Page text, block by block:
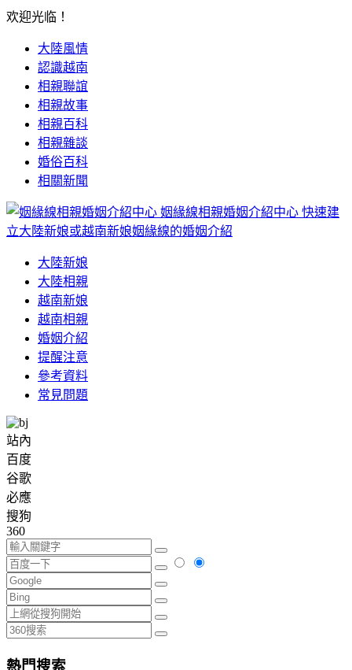
欢迎光临！
大陸風情
認識越南
相親聯誼
相親故事
相親百科
相親雜談
婚俗百科
相關新聞
姻緣線相親婚姻介紹中心 快速建
立大陸新娘或越南新娘姻緣線的婚姻介紹
大陸新娘
大陸相親
越南新娘
越南相親
婚姻介紹
提醒注意
參考資料
常見問題
站內
百度
谷歌
必應
搜狗
360
熱門搜索